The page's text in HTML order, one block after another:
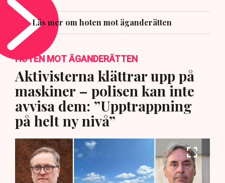
Läs mer om hoten mot äganderätten
HOTEN MOT ÄGANDERÄTTEN
Aktivisterna klättrar upp på
maskiner – polisen kan inte
avvisa dem: ”Upptrappning
på helt ny nivå”